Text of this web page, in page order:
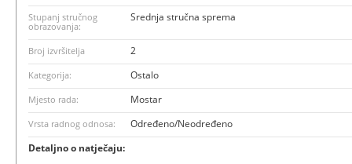
Stupanj stručnog
obrazovanja:
Srednja stručna sprema
Broj izvršitelja 2
Kategorija: Ostalo
Mjesto rada: Mostar
Vrsta radnog odnosa:
Određeno/Neodređeno
Detaljno o natječaju: